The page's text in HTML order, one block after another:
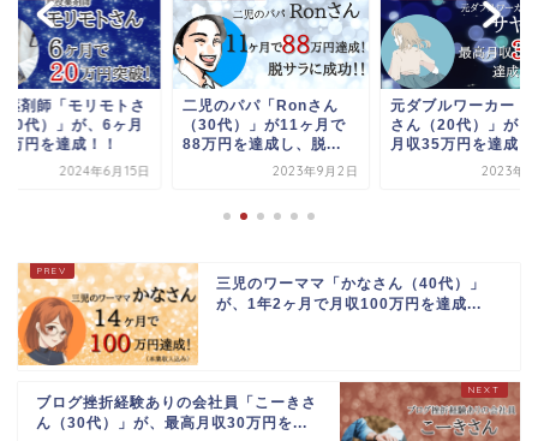
薬剤師「モリモトさ
20代）」が、6ヶ月
万円を達成！！
2024年6月15日
二児のパパ「Ronさん
（30代）」が11ヶ月で
88万円を達成し、脱...
2023年9月2日
元ダブルワーカー「
さん（20代）」が、
月収35万円を達成し
2023年9
三児のワーママ「かなさん（40代）」
が、1年2ヶ月で月収100万円を達成...
ブログ挫折経験ありの会社員「こーきさ
ん（30代）」が、最高月収30万円を...